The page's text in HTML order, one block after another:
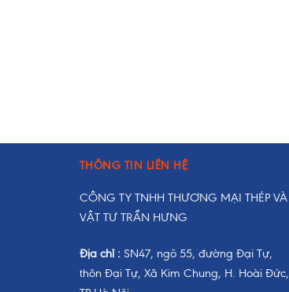
THÔNG TIN LIÊN HỆ
CÔNG TY TNHH THƯƠNG MẠI THÉP VÀ
VẬT TƯ TRẦN HƯNG
Địa chỉ :SN47, ngõ 55, đường Đại Tự,
thôn Đại Tự, Xã Kim Chung, H. Hoài Đức,